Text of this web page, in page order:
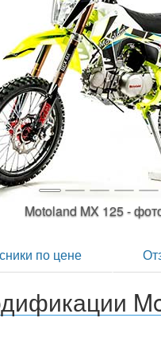
Motoland MX 125
по цене